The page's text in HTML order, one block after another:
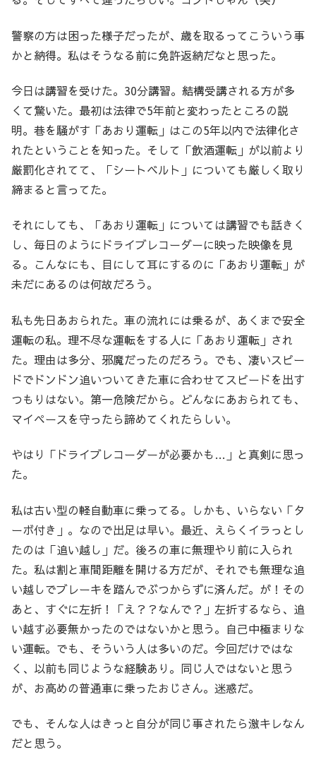
警察の方は困った様子だったが、歳を取るってこういう事
かと納得。私はそうなる前に免許返納だなと思った。
今日は講習を受けた。30分講習。結構受講される方が多
くて驚いた。最初は法律で5年前と変わったところの説
明。巷を騒がす「あおり運転」はこの5年以内で法律化さ
れたということを知った。そして「飲酒運転」が以前より
厳罰化されてて、「シートベルト」についても厳しく取り
締まると言ってた。
それにしても、「あおり運転」については講習でも話きく
し、毎日のようにドライブレコーダーに映った映像を見
る。こんなにも、目にして耳にするのに「あおり運転」が
未だにあるのは何故だろう。
私も先日あおられた。車の流れには乗るが、あくまで安全
運転の私。理不尽な運転をする人に「あおり運転」され
た。理由は多分、邪魔だったのだろう。でも、凄いスピー
ドでドンドン追いついてきた車に合わせてスピードを出す
つもりはない。第一危険だから。どんなにあおられても、
マイペースを守ったら諦めてくれたらしい。
やはり「ドライブレコーダーが必要かも…」と真剣に思っ
た。
私は古い型の軽自動車に乗ってる。しかも、いらない「タ
ーボ付き」。なので出足は早い。最近、えらくイラっとし
たのは「追い越し」だ。後ろの車に無理やり前に入られ
た。私は割と車間距離を開ける方だが、それでも無理な追
い越しでブレーキを踏んでぶつからずに済んだ。が！その
あと、すぐに左折！「え？？なんで？」左折するなら、追
い越す必要無かったのではないかと思う。自己中極まりな
い運転。でも、そういう人は多いのだ。今回だけではな
く、以前も同じような経験あり。同じ人ではないと思う
が、お高めの普通車に乗ったおじさん。迷惑だ。
でも、そんな人はきっと自分が同じ事されたら激キレなん
だと思う。